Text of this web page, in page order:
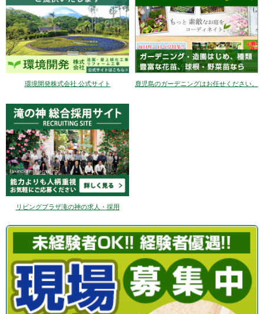
環境開発株式会社 公式サイト 鹿児島のガーデニングはお任せください。
リビングプラザ滝の神の求人・採用